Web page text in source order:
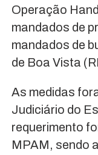
Operação
mandados de
mandados de
de Boa Vista
As medidas
Judiciário do
requerimento
MPAM, sendo